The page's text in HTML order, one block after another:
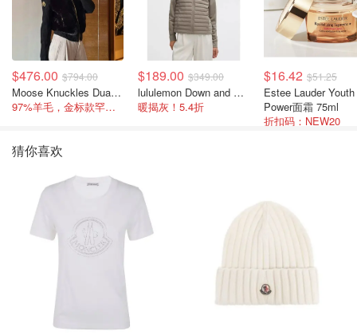
$476.00 $794.00
Moose Knuckles Dua Bunny 羊毛混纺针织夹克
97%羊毛，金标款罕见打折
$189.00 $349.00
lululemon Down and Around 羽绒夹克
暖揭灰！5.4折
$16.42 $51.25
Estee Lauder Youth
Power面霜 75ml
折扣码：NEW20
猜你喜欢